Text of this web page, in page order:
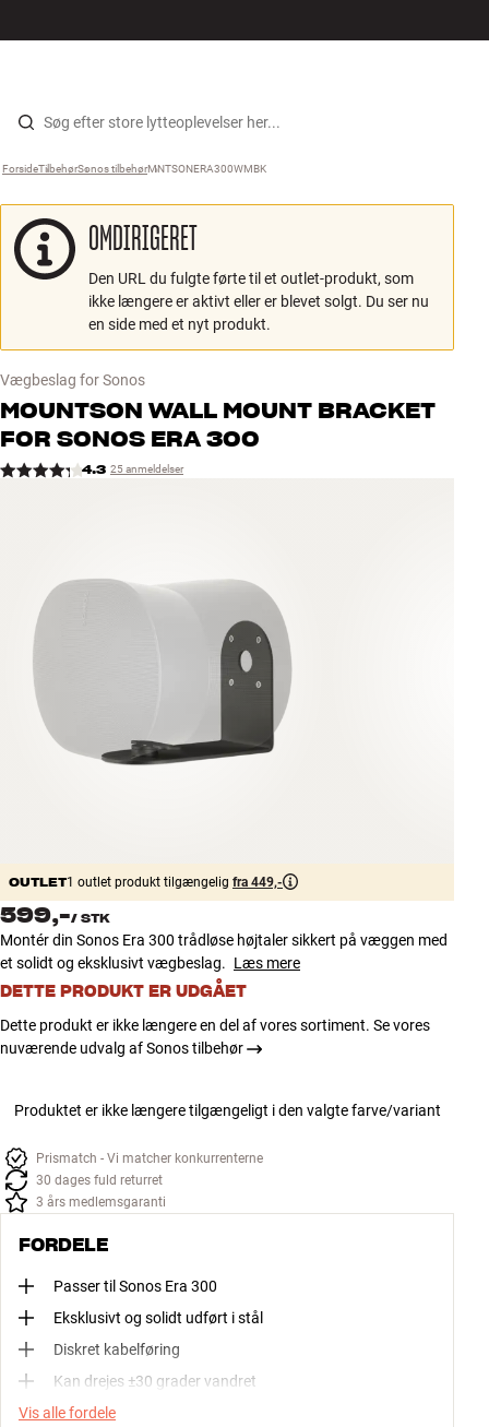
Gå til indhold
Højtaler
Høretelefoner
Surround
TV
Systemer
Byg med Lyd
Forside ›
Tilbehør ›
Sonos tilbehør ›
MNTSONERA300WMBK
OMDIRIGERET
Den URL du fulgte førte til et outlet-produkt, som
ikke længere er aktivt eller er blevet solgt. Du ser nu
en side med et nyt produkt.
Vægbeslag for Sonos
MOUNTSON WALL MOUNT BRACKET
FOR SONOS ERA 300
4.3 25 anmeldelser
OUTLET1 outlet produkt tilgængelig fra 449,-
599,-/ STK
Montér din Sonos Era 300 trådløse højtaler sikkert på væggen med
et solidt og eksklusivt vægbeslag. Læs mere
DETTE PRODUKT ER UDGÅET
Dette produkt er ikke længere en del af vores sortiment. Se vores
nuværende udvalg af Sonos tilbehør
Produktet er ikke længere tilgængeligt i den valgte farve/variant
Prismatch - Vi matcher konkurrenterne
30 dages fuld returret
3 års medlemsgaranti
FORDELE
Passer til Sonos Era 300
Eksklusivt og solidt udført i stål
Diskret kabelføring
Kan drejes ±30 grader vandret
Vis alle fordele